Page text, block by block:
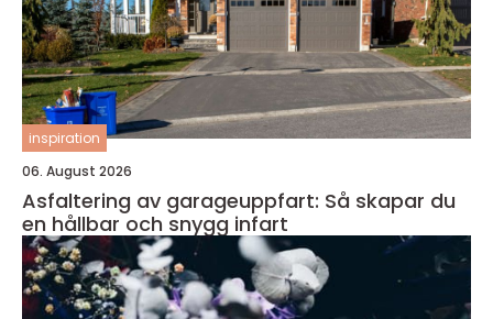
inspiration
06. August 2026
Asfaltering av garageuppfart: Så skapar du
en hållbar och snygg infart